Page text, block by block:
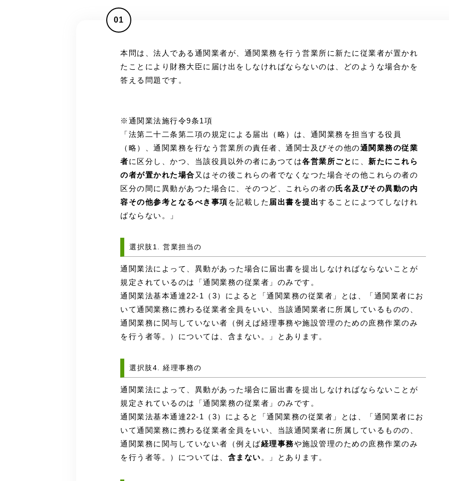
01
本問は、法人である通関業者が、通関業務を行う営業所に新たに従業者が置かれ
たことにより財務大臣に届け出をしなければならないのは、どのような場合かを
答える問題です。
※通関業法施行令9条1項
「法第二十二条第二項の規定による届出（略）は、通関業務を担当する役員
（略）、通関業務を行なう営業所の責任者、通関士及びその他の通関業務の従業
者に区分し、かつ、当該役員以外の者にあつては各営業所ごと に、 新たにこれら
の者が置かれた場合 又はその後これらの者でなくなつた場合その他これらの者の
区分の間に異動があつた場合に、そのつど、これらの者の氏名及びその異動の内
容その他参考となるべき事項 を記載した 届出書を提出することによつてしなけれ
ばならない。」
選択肢1. 営業担当の
通関業法によって、異動があった場合に届出書を提出しなければならないことが
規定されているのは「通関業務の従業者」のみです。
通関業法基本通達22-1（3）によると「通関業務の従業者」とは、「通関業者にお
いて通関業務に携わる従業者全員をいい、当該通関業者に所属しているものの、
通関業務に関与していない者（例えば経理事務や施設管理のための庶務作業のみ
を行う者等。）については、含まない。」とあります。
選択肢4. 経理事務の
通関業法によって、異動があった場合に届出書を提出しなければならないことが
規定されているのは「通関業務の従業者」のみです。
通関業法基本通達22-1（3）によると「通関業務の従業者」とは、「通関業者にお
いて通関業務に携わる従業者全員をいい、当該通関業者に所属しているものの、
通関業務に関与していない者（例えば経理事務や施設管理のための庶務作業のみ
を行う者等。）については、 含まない 。」とあります。